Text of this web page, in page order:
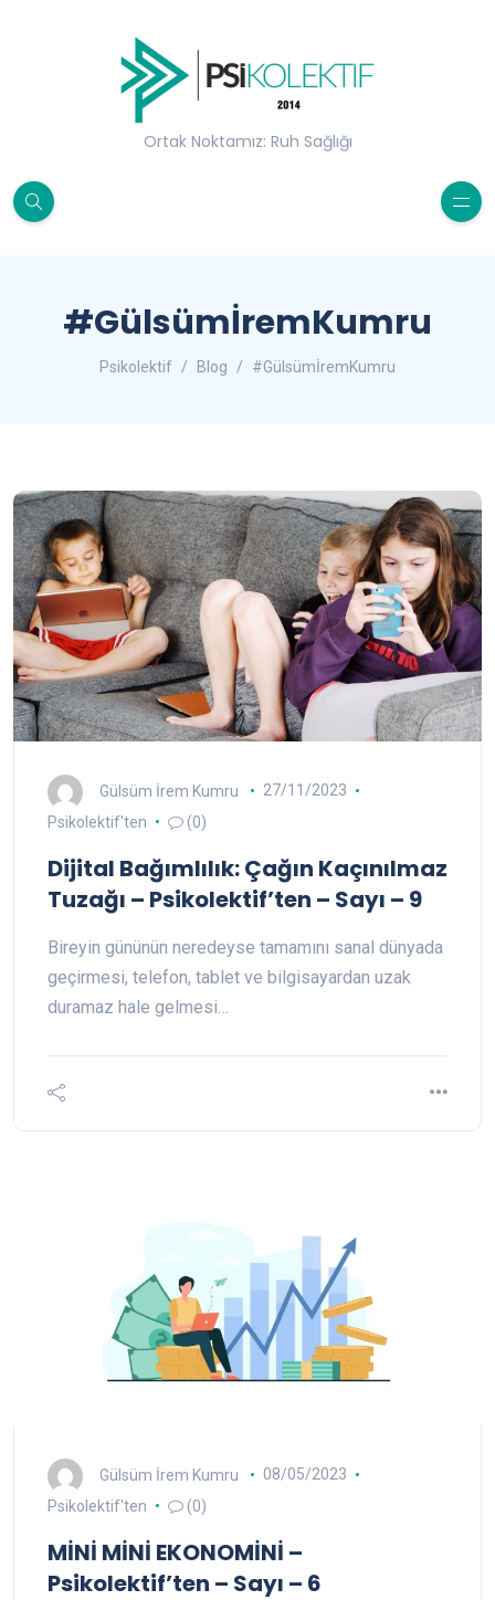
Ortak Noktamız: Ruh Sağlığı
#GülsümİremKumru
Psikolektif Blog #GülsümİremKumru
Gülsüm İrem Kumru
27/11/2023
Psikolektif'ten
(0)
Dijital Bağımlılık: Çağın Kaçınılmaz
Tuzağı – Psikolektif’ten – Sayı – 9
Bireyin gününün neredeyse tamamını sanal dünyada
geçirmesi, telefon, tablet ve bilgisayardan uzak
duramaz hale gelmesi…
Gülsüm İrem Kumru
08/05/2023
Psikolektif'ten
(0)
MİNİ MİNİ EKONOMİNİ –
Psikolektif’ten – Sayı – 6